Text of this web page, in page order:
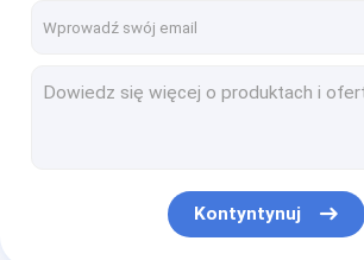
Kontyntynuj